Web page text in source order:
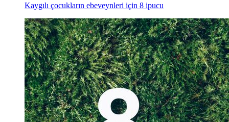
Kaygılı çocukların ebeveynleri için 8 ipucu